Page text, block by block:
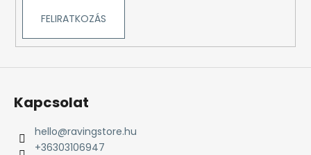
FELIRATKOZÁS
Kapcsolat
hello@ravingstore.hu
+36303106947